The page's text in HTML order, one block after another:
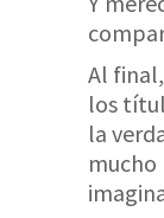
Al
los
la
mucho